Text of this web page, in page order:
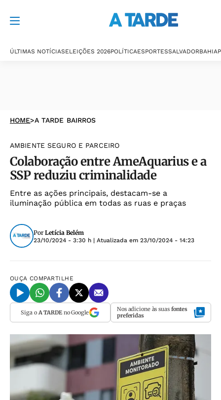
ÚLTIMAS NOTÍCIASELEIÇÕES 2026POLÍTICAESPORTESSALVADORBAHIA
HOME>A TARDE BAIRROS
AMBIENTE SEGURO E PARCEIRO
Colaboração entre AmeAquarius e a
SSP reduziu criminalidade
Entre as ações principais, destacam-se a
iluminação pública em todas as ruas e praças
Por Letícia Belém
23/10/2024 - 3:30 h | Atualizada em 23/10/2024 - 14:23
OUÇA COMPARTILHE
Siga o A TARDEno Google Nos adicione às suas fontes
preferidas